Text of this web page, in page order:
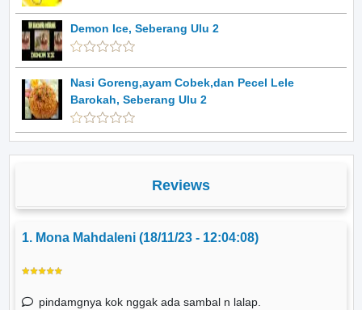
Demon Ice, Seberang Ulu 2
Nasi Goreng,ayam Cobek,dan Pecel Lele
Barokah, Seberang Ulu 2
Reviews
1. Mona Mahdaleni (18/11/23 - 12:04:08)
pindamgnya kok nggak ada sambal n lalap.